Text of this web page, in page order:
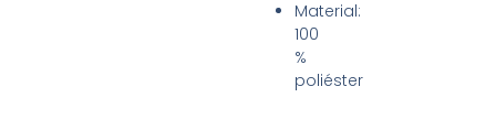
Material:
100
%
poliéster